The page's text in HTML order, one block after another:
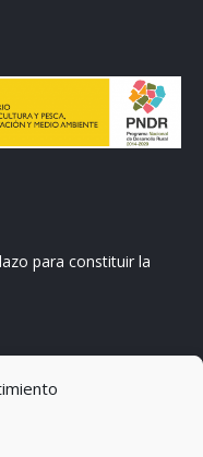
para constituir la